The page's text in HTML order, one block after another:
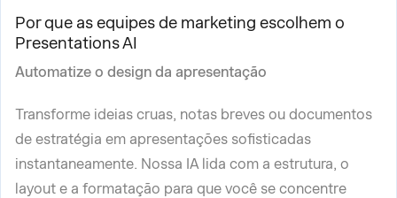
Por que as equipes de marketing escolhem o
Presentations AI
Automatize o design da apresentação
Transforme ideias cruas, notas breves ou documentos
de estratégia em apresentações sofisticadas
instantaneamente. Nossa IA lida com a estrutura, o
layout e a formatação para que você se concentre